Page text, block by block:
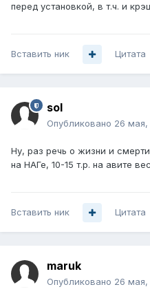
перед установкой, в т.ч. и
Вставить ник Цитата
sol
Опубликовано 26 мая,
Ну, раз речь о жизни и
на НАГе, 10-15 т.р. на авите
Вставить ник Цитата
maruk
Опубликовано 26 мая,